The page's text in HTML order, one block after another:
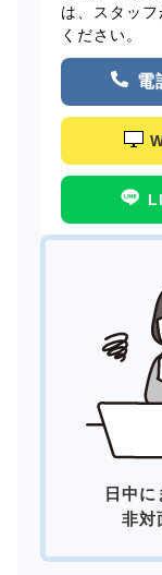
は、スタッ
ください。
電
日中
非対